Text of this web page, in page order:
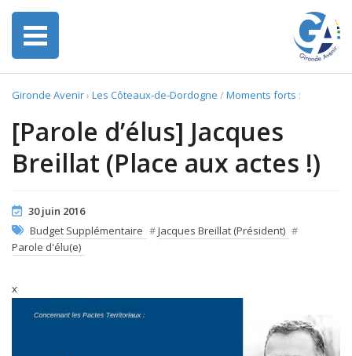
Gironde Avenir› Les Côteaux-de-Dordogne /Moments forts :
[Parole d’élus] Jacques
Breillat (Place aux actes !)
30 juin 2016
Budget Supplémentaire #Jacques Breillat (Président) #
Parole d'élu(e)
x